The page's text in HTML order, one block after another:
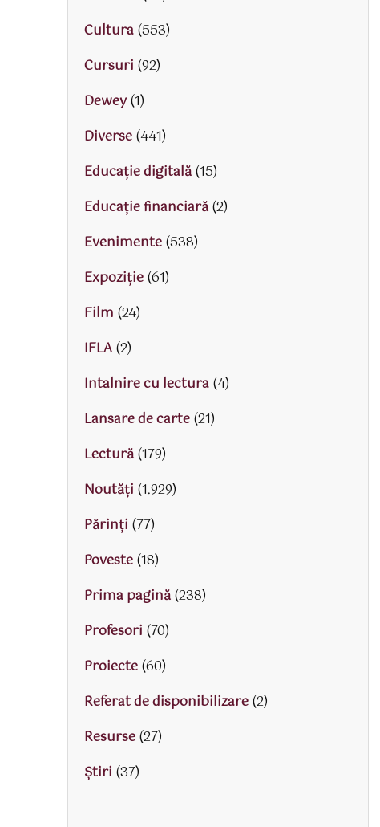
Cultura(553)
Cursuri (92)
Dewey(1)
Diverse(441)
Educaţie digitală(15)
Educaţie financiară(2)
Evenimente(538)
Expoziție(61)
Film (24)
IFLA(2)
Intalnire cu lectura(4)
Lansare de carte(21)
Lectură(179)
Noutăți (1.929)
Părinţi (77)
Poveste(18)
Prima pagină(238)
Profesori (70)
Proiecte(60)
Referat de disponibilizare(2)
Resurse(27)
Știri (37)